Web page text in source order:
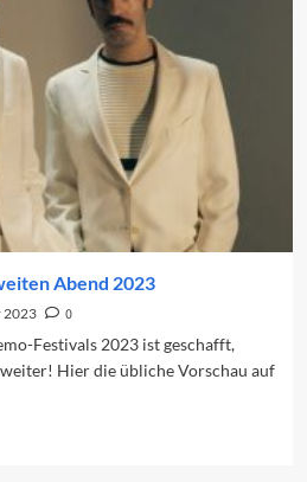
Abend 2023
2023
0
Festivals 2023 ist geschafft,
Hier die übliche Vorschau auf